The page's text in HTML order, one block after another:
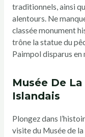
traditionnels, ainsi
alentours. Ne
classée monument
trône la statue du
Paimpol disparus en
Musée De
Islandais
Plongez dans
visite du Musée de